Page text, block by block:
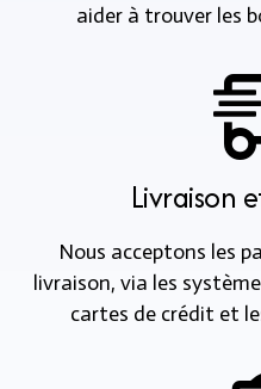
aider à trouver les
Livraison
Nous acceptons les
livraison, via les
cartes de crédit et